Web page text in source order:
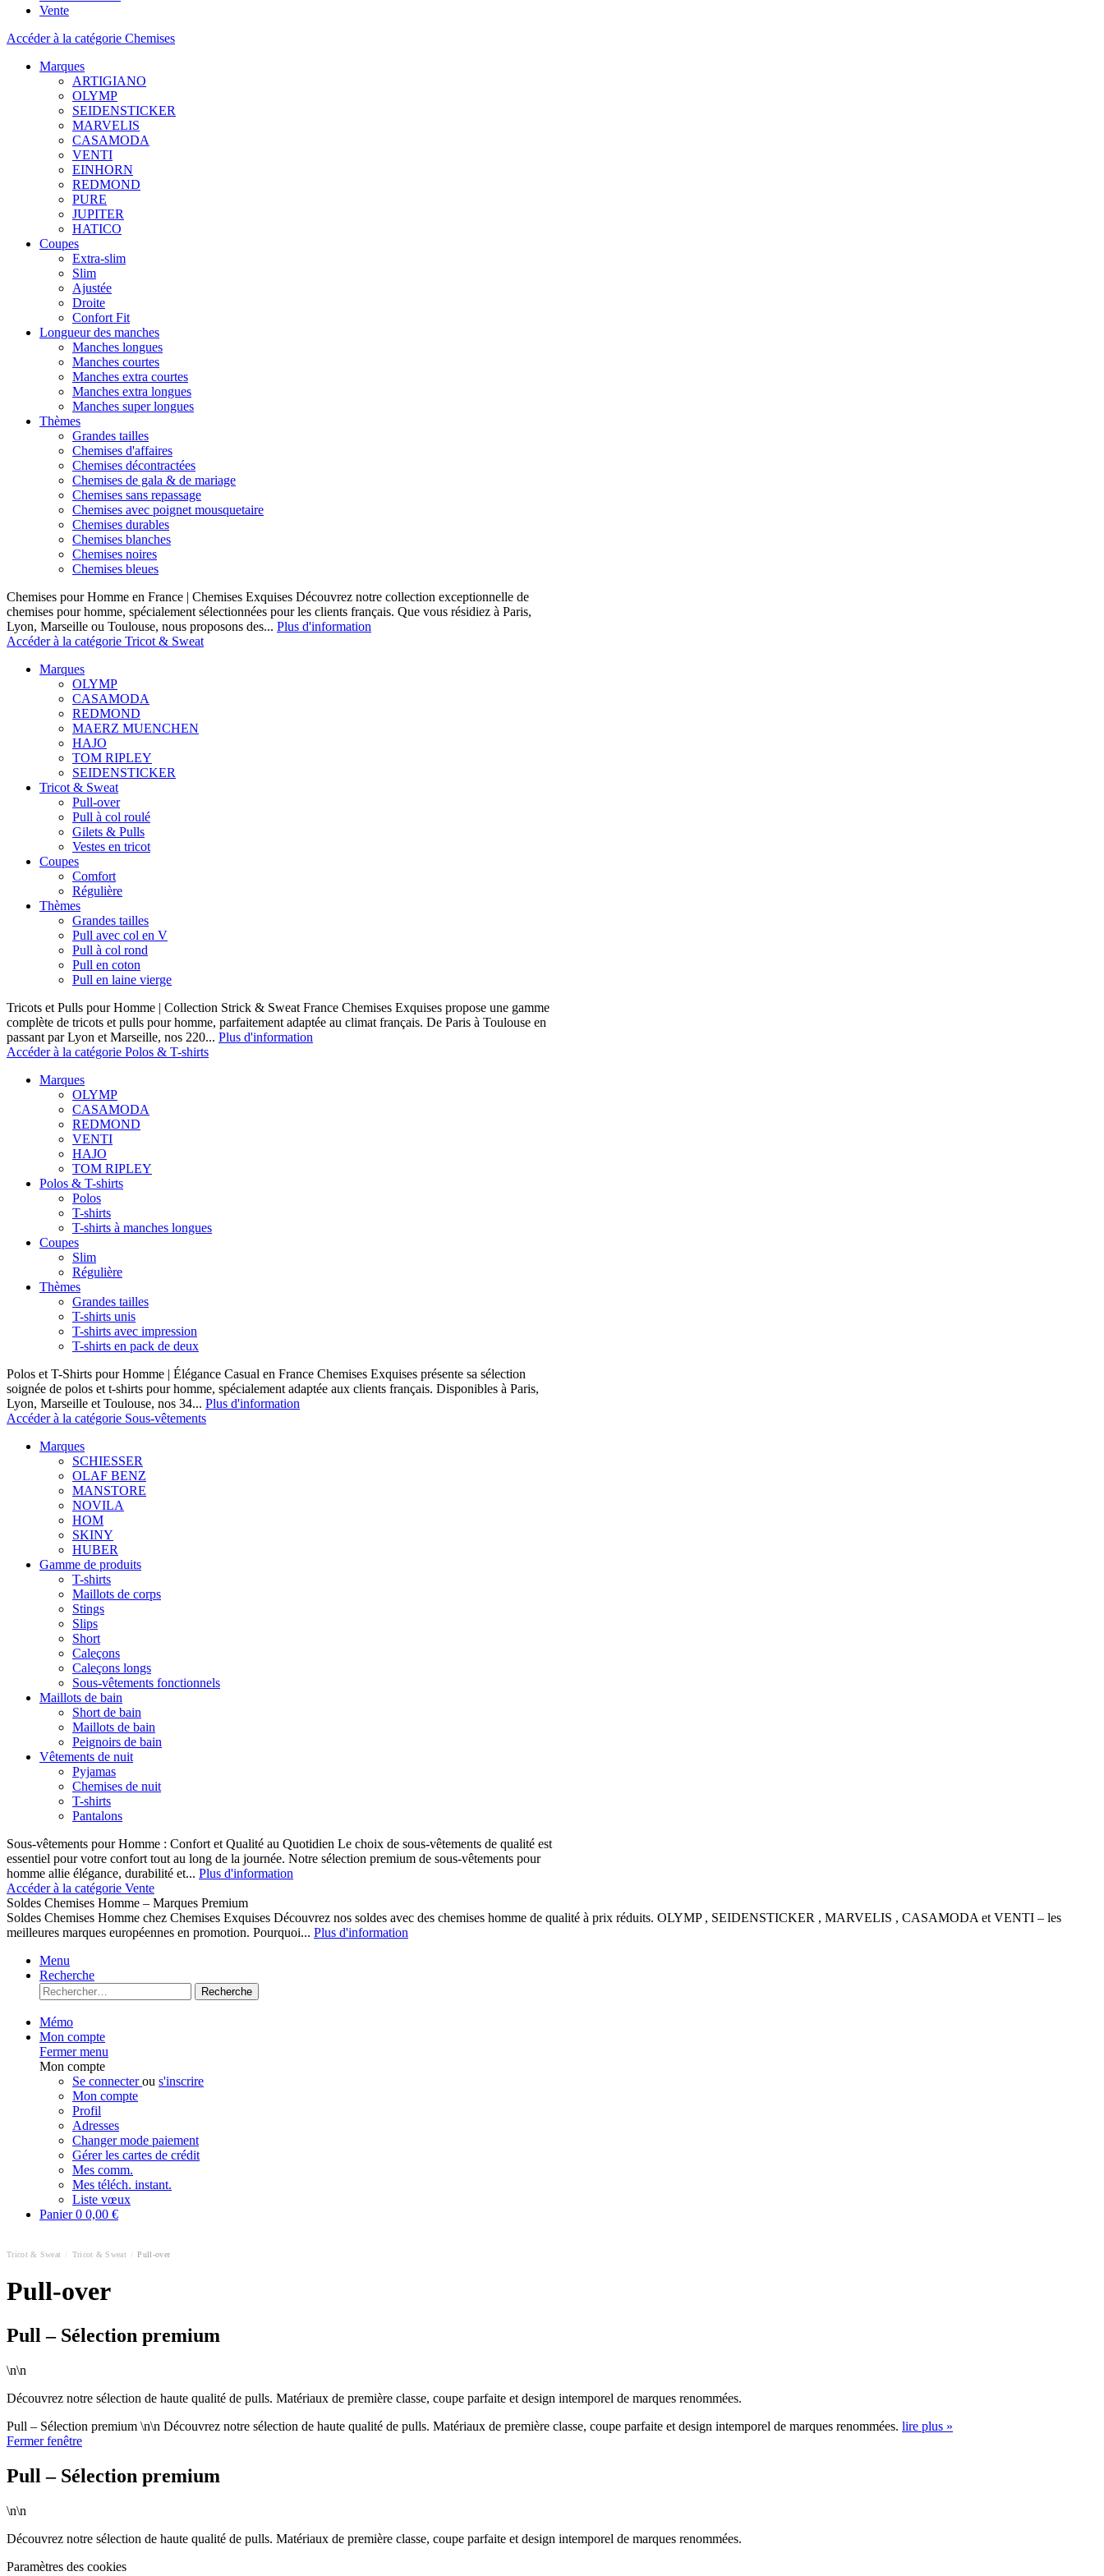
Vente
Accéder à la catégorie Chemises
Marques
ARTIGIANO
OLYMP
SEIDENSTICKER
MARVELIS
CASAMODA
VENTI
EINHORN
REDMOND
PURE
JUPITER
HATICO
Coupes
Extra-slim
Slim
Ajustée
Droite
Confort Fit
Longueur des manches
Manches longues
Manches courtes
Manches extra courtes
Manches extra longues
Manches super longues
Thèmes
Grandes tailles
Chemises d'affaires
Chemises décontractées
Chemises de gala & de mariage
Chemises sans repassage
Chemises avec poignet mousquetaire
Chemises durables
Chemises blanches
Chemises noires
Chemises bleues
Chemises pour Homme en France | Chemises Exquises Découvrez notre collection exceptionnelle de
chemises pour homme, spécialement sélectionnées pour les clients français. Que vous résidiez à Paris,
Lyon, Marseille ou Toulouse, nous proposons des... Plus d'information
Accéder à la catégorie Tricot & Sweat
Marques
OLYMP
CASAMODA
REDMOND
MAERZ MUENCHEN
HAJO
TOM RIPLEY
SEIDENSTICKER
Tricot & Sweat
Pull-over
Pull à col roulé
Gilets & Pulls
Vestes en tricot
Coupes
Comfort
Régulière
Thèmes
Grandes tailles
Pull avec col en V
Pull à col rond
Pull en coton
Pull en laine vierge
Tricots et Pulls pour Homme | Collection Strick & Sweat France Chemises Exquises propose une gamme
complète de tricots et pulls pour homme, parfaitement adaptée au climat français. De Paris à Toulouse en
passant par Lyon et Marseille, nos 220... Plus d'information
Accéder à la catégorie Polos & T-shirts
Marques
OLYMP
CASAMODA
REDMOND
VENTI
HAJO
TOM RIPLEY
Polos & T-shirts
Polos
T-shirts
T-shirts à manches longues
Coupes
Slim
Régulière
Thèmes
Grandes tailles
T-shirts unis
T-shirts avec impression
T-shirts en pack de deux
Polos et T-Shirts pour Homme | Élégance Casual en France Chemises Exquises présente sa sélection
soignée de polos et t-shirts pour homme, spécialement adaptée aux clients français. Disponibles à Paris,
Lyon, Marseille et Toulouse, nos 34... Plus d'information
Accéder à la catégorie Sous-vêtements
Marques
SCHIESSER
OLAF BENZ
MANSTORE
NOVILA
HOM
SKINY
HUBER
Gamme de produits
T-shirts
Maillots de corps
Stings
Slips
Short
Caleçons
Caleçons longs
Sous-vêtements fonctionnels
Maillots de bain
Short de bain
Maillots de bain
Peignoirs de bain
Vêtements de nuit
Pyjamas
Chemises de nuit
T-shirts
Pantalons
Sous-vêtements pour Homme : Confort et Qualité au Quotidien Le choix de sous-vêtements de qualité est
essentiel pour votre confort tout au long de la journée. Notre sélection premium de sous-vêtements pour
homme allie élégance, durabilité et... Plus d'information
Accéder à la catégorie Vente
Soldes Chemises Homme – Marques Premium
Soldes Chemises Homme chez Chemises Exquises Découvrez nos soldes avec des chemises homme de qualité à prix réduits. OLYMP , SEIDENSTICKER , MARVELIS , CASAMODA et VENTI – les
meilleures marques européennes en promotion. Pourquoi... Plus d'information
Menu
Recherche
Recherche
Mémo
Mon compte
Fermer menu
Mon compte
Se connecterou s'inscrire
Mon compte
Profil
Adresses
Changer mode paiement
Gérer les cartes de crédit
Mes comm.
Mes téléch. instant.
Liste vœux
Panier0 0,00 €
Tricot & Sweat Tricot & Sweat Pull-over
Pull-over
Pull – Sélection premium
\n\n
Découvrez notre sélection de haute qualité de pulls. Matériaux de première classe, coupe parfaite et design intemporel de marques renommées.
Pull – Sélection premium \n\n Découvrez notre sélection de haute qualité de pulls. Matériaux de première classe, coupe parfaite et design intemporel de marques renommées. lire plus »
Fermer fenêtre
Pull – Sélection premium
\n\n
Découvrez notre sélection de haute qualité de pulls. Matériaux de première classe, coupe parfaite et design intemporel de marques renommées.
Paramètres des cookies